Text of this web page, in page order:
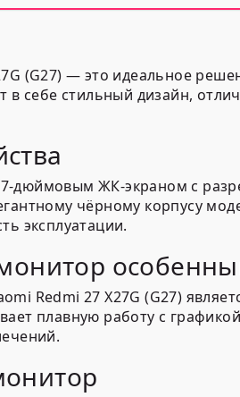
(G27) — это идеальное
в себе стильный дизайн,
ЖК-экраном с
чёрному корпусу
эксплуатации.
Redmi 27 X27G (G27)
плавную работу с